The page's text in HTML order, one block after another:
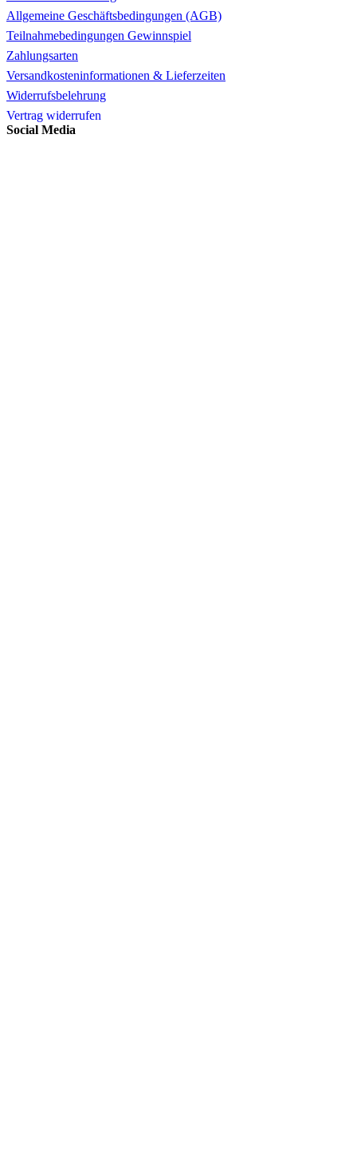
Allgemeine Geschäftsbedingungen (AGB)
Teilnahmebedingungen Gewinnspiel
Zahlungsarten
Versandkosteninformationen & Lieferzeiten
Widerrufsbelehrung
Vertrag widerrufen
Social Media